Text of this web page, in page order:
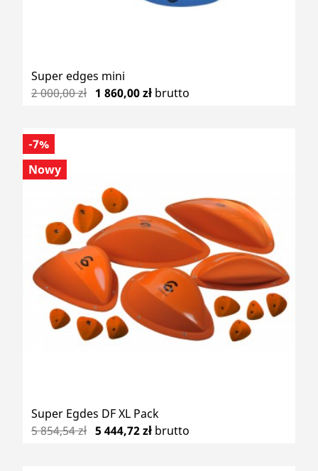
Super edges mini
2 000,00 zł 1 860,00 zł brutto
Super Egdes DF XL Pack
5 854,54 zł 5 444,72 zł brutto
-7%
Nowy